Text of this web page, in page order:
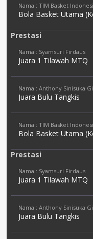
Nama : TIM Basket
Bola Basket Utama
Prestasi
Nama : Syamsuri Firdaus
Juara 1 Tilawah MTQ
Nama : Anthony Sinisuka
Juara Bulu Tangkis
Nama : TIM Basket
Bola Basket Utama
Prestasi
Nama : Syamsuri Firdaus
Juara 1 Tilawah MTQ
Nama : Anthony Sinisuka
Juara Bulu Tangkis